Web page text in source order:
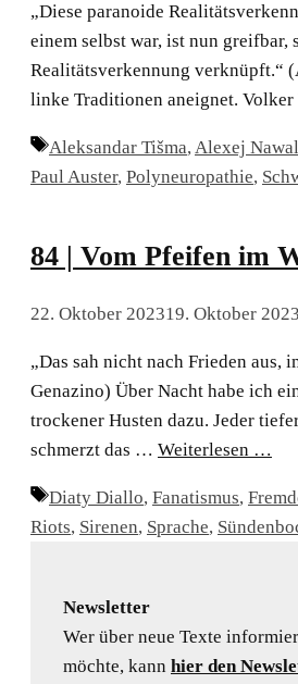
„Diese paranoide
einem selbst war, ist nun
Realitätsverkennung verknüpft.“
linke Traditionen aneignet.
Schlagwörter
Aleksandar Tišma, Alexej
Paul Auster, Polyneuropathie,
84 | Vom Pfeifen im
22. Oktober 202319. Oktober 2023
„Das sah nicht nach Frieden aus,
Genazino) Über Nacht habe ich
trockener Husten dazu. Jeder
schmerzt das … Weiterlesen …
Schlagwörter
Diaty Diallo, Fanatismus,
Riots, Sirenen, Sprache,
Newsletter
Wer über neue Texte
möchte, kann hier den